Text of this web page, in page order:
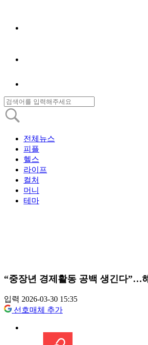
전체뉴스
피플
헬스
라이프
컬처
머니
테마
“중장년 경제활동 공백 생긴다”…
입력 2026-03-30 15:35
선호매체 추가